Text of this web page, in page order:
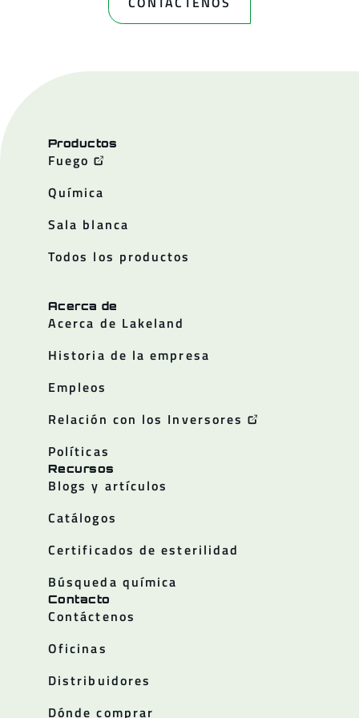
Productos
Fuego
Química
Sala blanca
Todos los productos
Acerca de
Acerca de Lakeland
Historia de la empresa
Empleos
Relación con los Inversores
Políticas
Recursos
Blogs y artículos
Catálogos
Certificados de esterilidad
Búsqueda química
Contacto
Contáctenos
Oficinas
Distribuidores
Dónde comprar